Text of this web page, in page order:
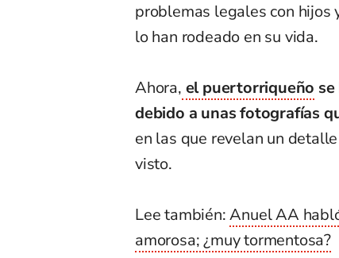
problemas legales con hijos
lo han rodeado en su vida.
Ahora, el puertorriqueño
debido a unas fotografías
en las que revelan un
visto.
Lee también:Anuel AA
amorosa; ¿muy tormentosa?